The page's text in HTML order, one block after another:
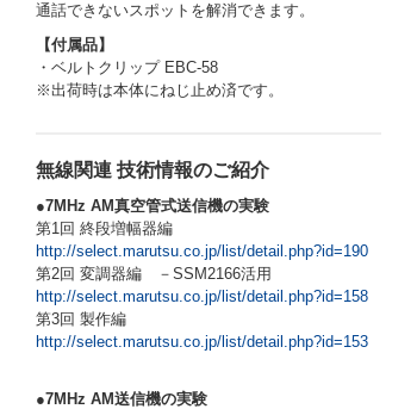
通話できないスポットを解消できます。
【付属品】
・ベルトクリップ EBC-58
※出荷時は本体にねじ止め済です。
無線関連 技術情報のご紹介
●7MHz AM真空管式送信機の実験
第1回 終段増幅器編
http://select.marutsu.co.jp/list/detail.php?id=190
第2回 変調器編 －SSM2166活用
http://select.marutsu.co.jp/list/detail.php?id=158
第3回 製作編
http://select.marutsu.co.jp/list/detail.php?id=153
●7MHz AM送信機の実験